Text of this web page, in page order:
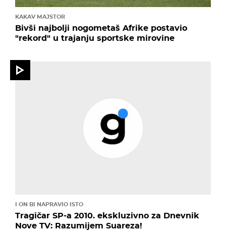
KAKAV MAJSTOR
Bivši najbolji nogometaš Afrike postavio
"rekord" u trajanju sportske mirovine
I ON BI NAPRAVIO ISTO
Tragičar SP-a 2010. ekskluzivno za Dnevnik
Nove TV: Razumijem Suareza!